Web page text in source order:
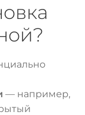
— например,